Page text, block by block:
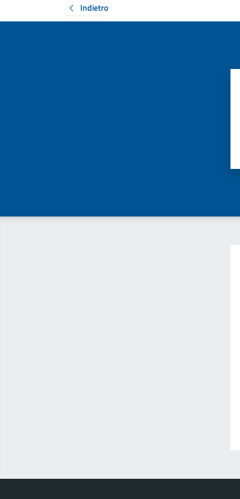
Indietro